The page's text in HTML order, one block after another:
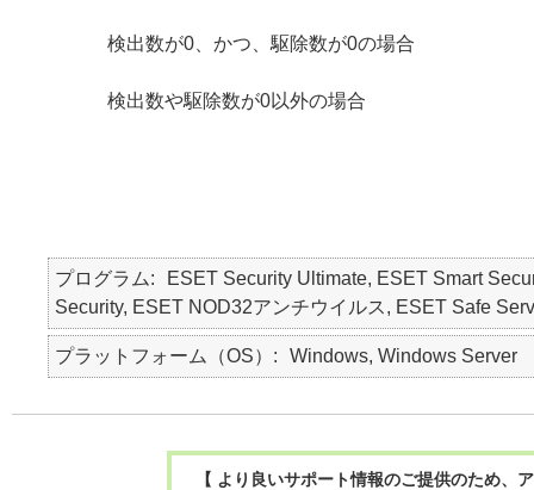
検出数が0、かつ、駆除数が0の場合
検出数や駆除数が0以外の場合
プログラム
ESET Security Ultimate, ESET Smart
Security, ESET NOD32アンチウイルス, ESET Safe
プラットフォーム（OS） Windows, Windows Server
【 より良いサポート情報のご提供のため